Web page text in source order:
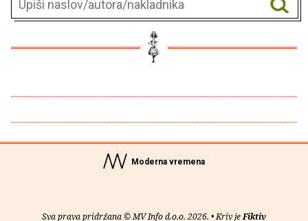
Moderna vremena
Sva prava pridržana © MV Info d.o.o. 2026. • Kriv jeFiktiv